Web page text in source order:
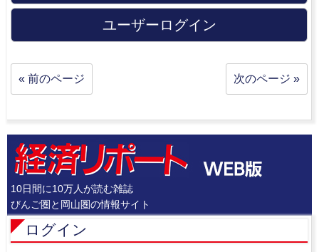
ユーザーログイン
« 前のページ 次のページ »
10日間に10万人が読む雑誌
びんご圏と岡山圏の情報サイト
ログイン